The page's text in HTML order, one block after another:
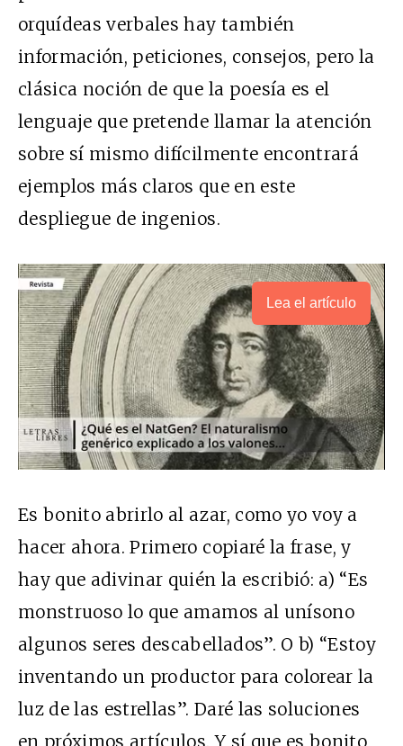
orquídeas verbales hay también
información, peticiones, consejos, pero la
clásica noción de que la poesía es el
lenguaje que pretende llamar la atención
sobre sí mismo difícilmente encontrará
ejemplos más claros que en este
despliegue de ingenios.
Lea el artículo
Es bonito abrirlo al azar, como yo voy a
hacer ahora. Primero copiaré la frase, y
hay que adivinar quién la escribió: a) “Es
monstruoso lo que amamos al unísono
algunos seres descabellados”. O b) “Estoy
inventando un productor para colorear la
luz de las estrellas”. Daré las soluciones
en próximos artículos. Y sí que es bonito